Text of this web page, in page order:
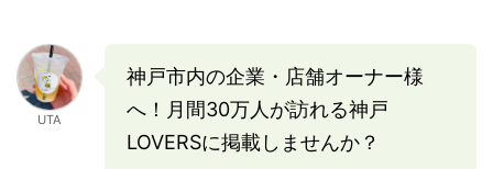
UTA
神戸市内の企業・店舗オーナー様
へ！月間30万人が訪れる神戸
LOVERSに掲載しませんか？